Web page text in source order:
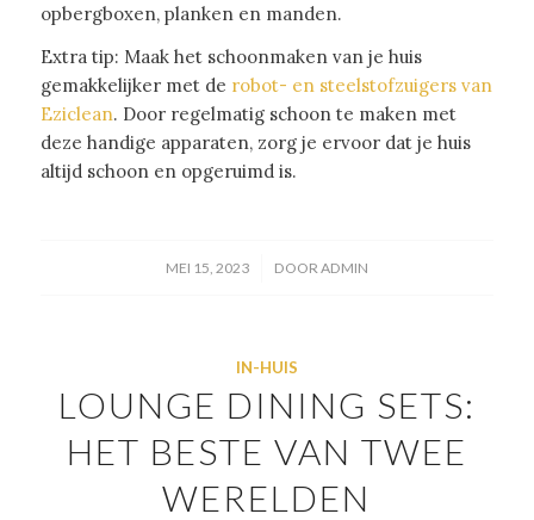
opbergboxen, planken en manden.
Extra tip: Maak het schoonmaken van je huis
gemakkelijker met de robot- en steelstofzuigers van
Eziclean. Door regelmatig schoon te maken met
deze handige apparaten, zorg je ervoor dat je huis
altijd schoon en opgeruimd is.
MEI 15, 2023
/ DOORADMIN
IN-HUIS
LOUNGE DINING SETS:
HET BESTE VAN TWEE
WERELDEN